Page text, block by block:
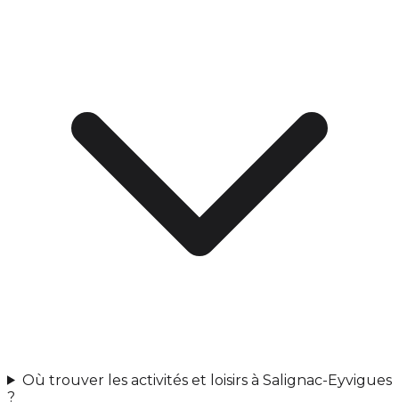
Où trouver les activités et loisirs à Salignac-Eyvigues
?